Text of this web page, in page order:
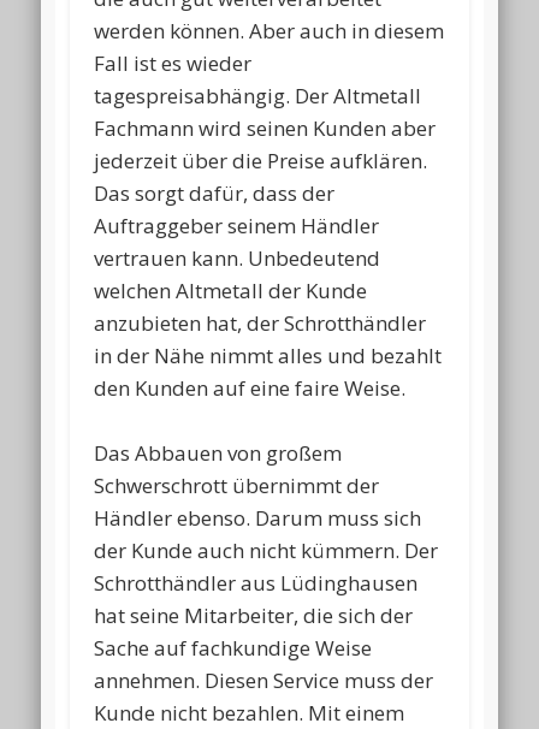
werden können. Aber auch in diesem
Fall ist es wieder
tagespreisabhängig. Der Altmetall
Fachmann wird seinen Kunden aber
jederzeit über die Preise aufklären.
Das sorgt dafür, dass der
Auftraggeber seinem Händler
vertrauen kann. Unbedeutend
welchen Altmetall der Kunde
anzubieten hat, der Schrotthändler
in der Nähe nimmt alles und bezahlt
den Kunden auf eine faire Weise.
Das Abbauen von großem
Schwerschrott übernimmt der
Händler ebenso. Darum muss sich
der Kunde auch nicht kümmern. Der
Schrotthändler aus Lüdinghausen
hat seine Mitarbeiter, die sich der
Sache auf fachkundige Weise
annehmen. Diesen Service muss der
Kunde nicht bezahlen. Mit einem